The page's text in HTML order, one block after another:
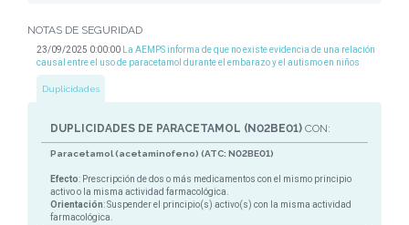
NOTAS DE SEGURIDAD
23/09/2025 0:00:00
La AEMPS informa de que no existe evidencia de una relación
causal entre el uso de paracetamol durante el embarazo y el autismo en niños
Duplicidades
DUPLICIDADES DE PARACETAMOL (N02BE01) CON:
Paracetamol (acetaminofeno) (ATC: N02BE01)
Efecto: Prescripción de dos o más medicamentos con el mismo principio
activo o la misma actividad farmacológica.
Orientación: Suspender el principio(s) activo(s) con la misma actividad
farmacológica.